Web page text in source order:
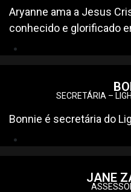
Aryanne ama a Jesus
conhecido e glorificado
SECRETÁRIA –
Bonnie é secretária do
JANE